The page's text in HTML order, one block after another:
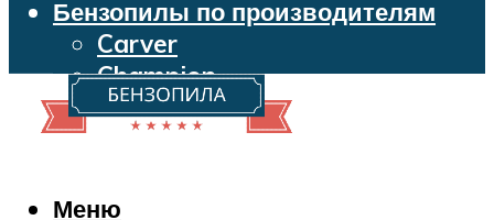
Бензопилы по производителям
Carver
Champion
Echo
Husqvarna
Makita
Меню